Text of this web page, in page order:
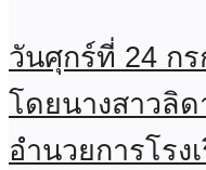
วันศุกร์ที่ 24 ก
โดยนางสาวลิ
อำนวยการโร